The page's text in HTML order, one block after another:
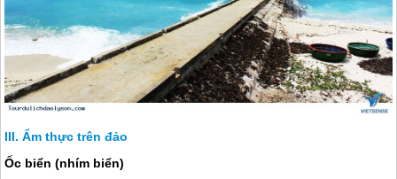
Ẩm thực trên đảo
Ốc biển (nhím biển)